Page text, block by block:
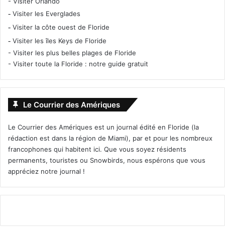
Si vous êtes en Floride, rejoignez-nous entre 17h30 et
minuit à Fort Lauderdale (restaurant Thursday’s sur Las
- Visiter les Everglades
- Visiter la côte ouest de Floride
- Visiter les îles Keys de Floride
- Visiter les plus belles plages de Floride
- Visiter toute la Floride : notre guide gratuit
Le Courrier des Amériques
Le Courrier des Amériques est un journal édité en Floride (la
rédaction est dans la région de Miami), par et pour les nombreux
francophones qui habitent ici. Que vous soyez résidents
permanents, touristes ou Snowbirds, nous espérons que vous
appréciez notre journal !